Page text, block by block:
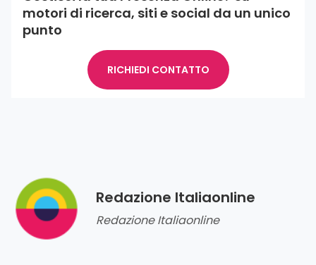
motori di ricerca, siti e social da un unico
punto
RICHIEDI CONTATTO
Redazione Italiaonline
Redazione Italiaonline